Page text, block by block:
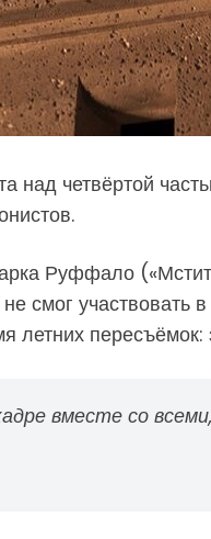
над четвёртой
Руффало
смог
пересъёмок:
вместе со